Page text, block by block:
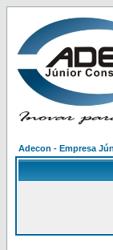
Adecon - Empresa